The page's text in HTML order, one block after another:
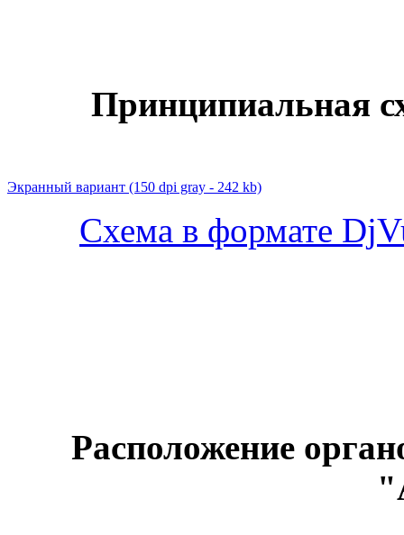
Принципиальная
Экранный вариант (150 dpi gray - 242 kb)
Схема в формате
Расположение